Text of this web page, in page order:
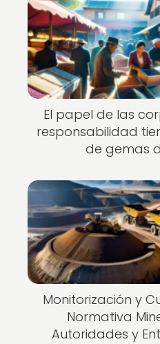
El papel de las
responsabilidad
de gemas
Monitorización y
Normativa
Autoridades y